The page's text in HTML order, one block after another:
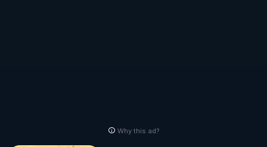
Why this ad?